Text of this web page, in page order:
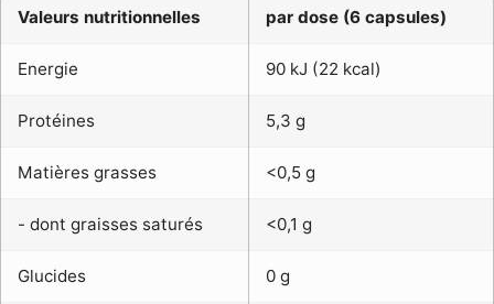
Valeurs nutritionnelles par dose (6 capsules)
Energie 90 kJ (22 kcal)
Protéines 5,3 g
Matières grasses <0,5 g
- dont graisses saturés <0,1 g
Glucides 0 g